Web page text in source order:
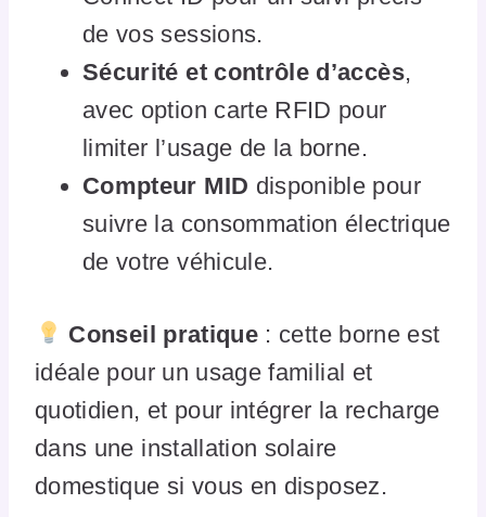
de vos sessions.
Sécurité et contrôle d’accès,
avec option carte RFID pour
limiter l’usage de la borne.
Compteur MID disponible pour
suivre la consommation électrique
de votre véhicule.
Conseil pratique : cette borne est
idéale pour un usage familial et
quotidien, et pour intégrer la recharge
dans une installation solaire
domestique si vous en disposez.